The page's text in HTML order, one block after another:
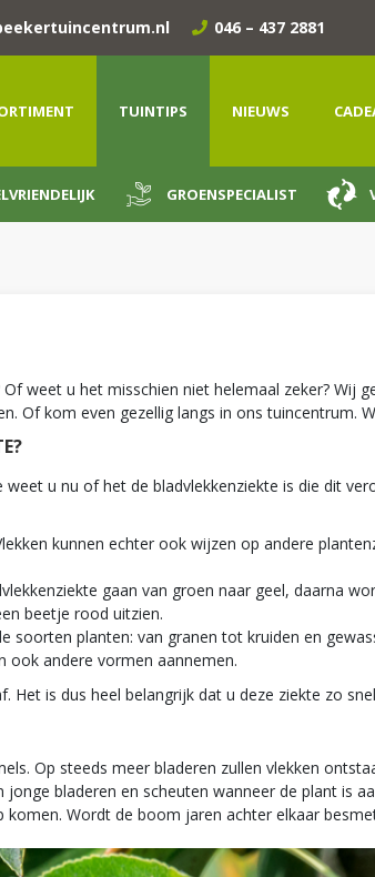
046 – 437 2881
TUINTIPS NIEUWS
GROENSPECIALIST
weet u het misschien niet helemaal zeker? Wij
Of kom even gezellig langs in ons tuincentrum.
u nu of het de bladvlekkenziekte is die dit
kunnen echter ook wijzen op andere
gaan van groen naar geel, daarna
beetje rood uitzien.
soorten planten: van granen tot kruiden en
ook andere vormen aannemen.
is dus heel belangrijk dat u deze ziekte zo
Op steeds meer bladeren zullen vlekken
bladeren en scheuten wanneer de plant is
Wordt de boom jaren achter elkaar